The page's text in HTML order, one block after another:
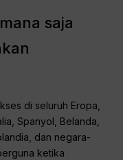
saja
di seluruh Eropa,
Spanyol, Belanda,
dan negara-
ketika